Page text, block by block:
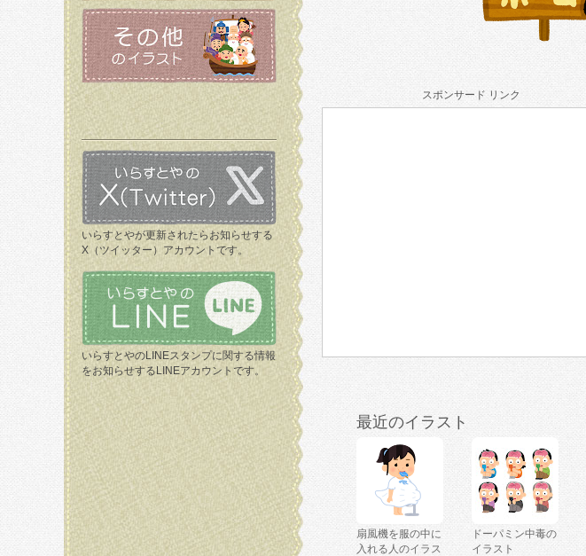
いらすとやが更新されたらお知らせする
X（ツイッター）アカウントです。
いらすとやのLINEスタンプに関する情報
をお知らせするLINEアカウントです。
スポンサード リンク
最近のイラスト
扇風機を服の中に
入れる人のイラス
ドーパミン中毒の
イラスト